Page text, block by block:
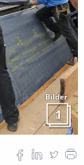
Bilder
1